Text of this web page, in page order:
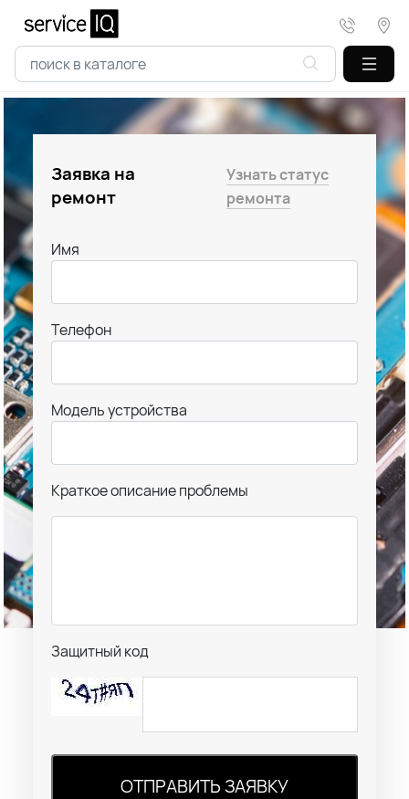
Заявка на
ремонт
Узнать статус
ремонта
Имя
Телефон
Модель устройства
Краткое описание проблемы
Защитный код
ОТПРАВИТЬ ЗАЯВКУ